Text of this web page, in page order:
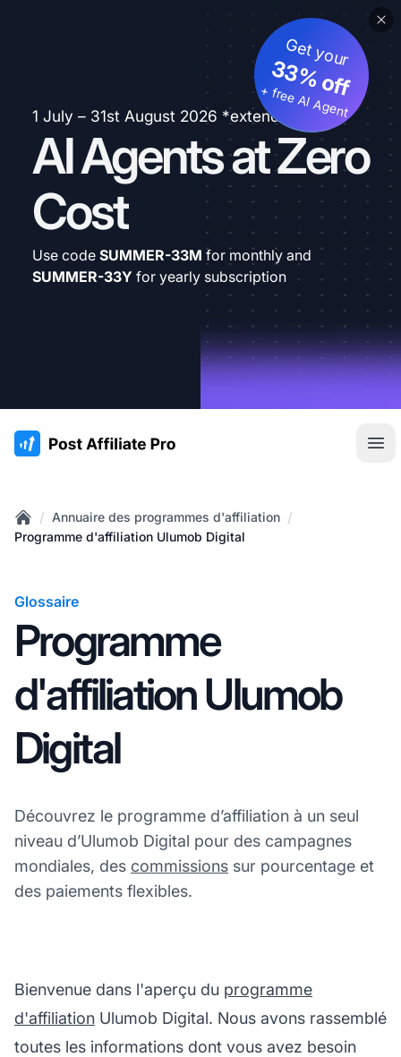
1 July – 31st August 2026 *extended
AI Agents at Zero
Cost
Get your
33% off
+ free AI Agent
Use code SUMMER-33M for monthly and
SUMMER-33Y for yearly subscription
:site.title
Home
/ Annuaire des programmes d'affiliation /
Programme d'affiliation Ulumob Digital
Glossaire
Programme
d'affiliation Ulumob
Digital
Découvrez le programme d’affiliation à un seul
niveau d’Ulumob Digital pour des campagnes
mondiales, des commissions sur pourcentage et
des paiements flexibles.
Bienvenue dans l'aperçu du programme
d'affiliation Ulumob Digital. Nous avons rassemblé
toutes les informations dont vous avez besoin